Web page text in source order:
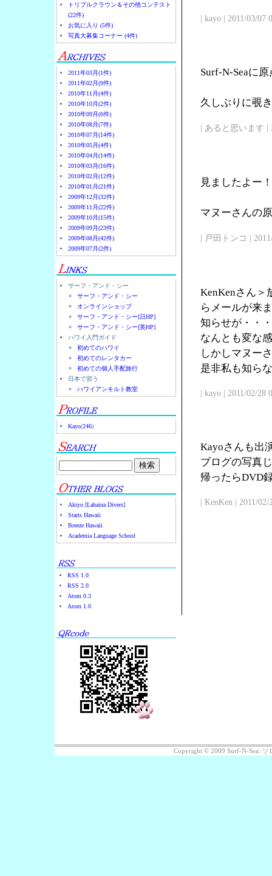
トリプルクラウン＆その他コンテスト
(22件)
お気に入り (5件)
写真大募集コーナー (4件)
2011年03月(1件)
2011年02月(9件)
2010年11月(4件)
2010年10月(2件)
2010年09月(6件)
2010年08月(7件)
2010年07月(14件)
2010年05月(4件)
2010年04月(14件)
2010年03月(16件)
2010年02月(12件)
2010年01月(21件)
2009年12月(32件)
2009年11月(22件)
2009年10月(15件)
2009年09月(23件)
2009年08月(42件)
2009年07月(2件)
サーフ・アンド・シー
サーフ・アンド・シー
オンラインショップ
サーフ・アンド・シー[日HP]
サーフ・アンド・シー[英HP]
ハワイ入門ガイド
初めてのハワイ
初めてのレンタカー
初めての個人手配旅行
日本で習う
ハワイアンキルト教室
Kayo(246)
Akiyo [Lahaina Divers]
Starts Hawaii
Breeze Hawaii
Academia Language School
RSS 1.0
RSS 2.0
Atom 0.3
Atom 1.0
| kayo | 2011/03/07
Surf-N-Seaに
久しぶりに覗
| あると思います |
見ましたよー！
マヌーさんの
| 戸田トンコ |
KenKenさん＞
らメールが来
知らせが・・・
なんとも変な
しかしマヌー
是非私も知ら
| kayo | 2011/02/28
Kayoさんも出
ブログの写真
帰ったらDVD
| KenKen | 2011/
Copyright © 2009 Surf-N-Sea::